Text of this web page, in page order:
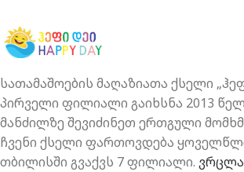
სათამაშოების მაღაზიათა ქსელი
პირველი ფილიალი გაიხსნა 2013
მანძილზე შევიძინეთ ერთგული
ჩვენი ქსელი ფართოვდება
თბილისში გვაქვს 7 ფილიალი.